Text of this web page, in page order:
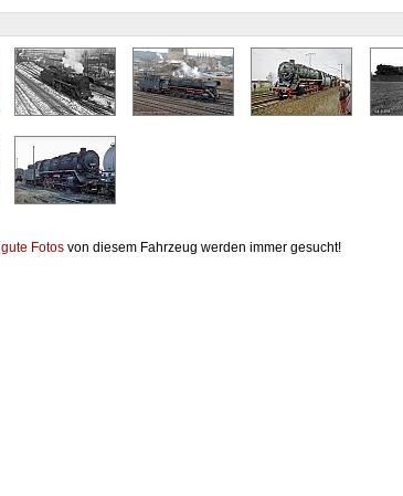
gute Fotos von diesem Fahrzeug werden immer gesucht!